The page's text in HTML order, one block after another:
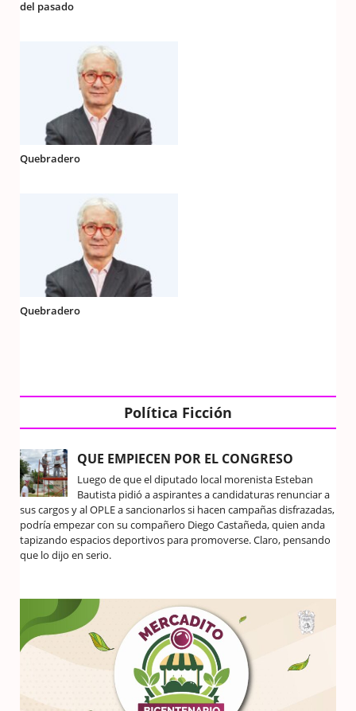
del pasado
Quebradero
Quebradero
Política Ficción
QUE EMPIECEN POR EL CONGRESO
Luego de que el diputado local morenista Esteban
Bautista pidió a aspirantes a candidaturas renunciar a
sus cargos y al OPLE a sancionarlos si hacen campañas disfrazadas,
podría empezar con su compañero Diego Castañeda, quien anda
tapizando espacios deportivos para promoverse. Claro, pensando
que lo dijo en serio.